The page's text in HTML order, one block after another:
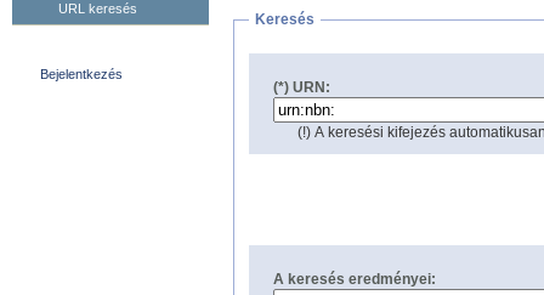
URL keresés
Bejelentkezés
Keresés
(*) URN:
(!) A keresési kifejezés
A keresés eredményei: